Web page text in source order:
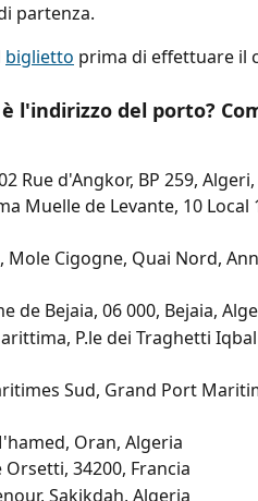
partenza.
biglietto prima di effettuare il
l'indirizzo del porto?
Rue d'Angkor, BP 259,
Muelle de Levante, 10 Local
Cigogne, Quai Nord,
de Bejaia, 06 000, Bejaia,
P.le dei Traghetti
Sud, Grand Port
Oran, Algeria
34200, Francia
Sakikdah, Algeria